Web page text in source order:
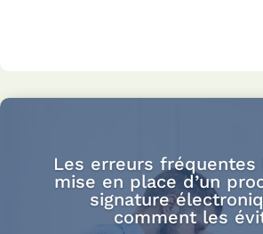
Les erreurs
mise en place d’un
signature
comment les